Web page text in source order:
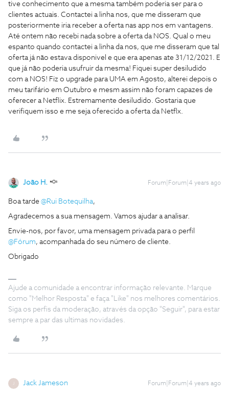
tive conhecimento que a mesma também poderia ser para o
clientes actuais. Contactei a linha nos, que me disseram que
posteriormente iria receber a oferta nas app nos em vantagens.
Até ontem não recebi nada sobre a oferta da NOS. Qual o meu
espanto quando contactei a linha da nos, que me disseram que tal
oferta já não estava disponivel e que era apenas ate 31/12/2021. E
que já não poderia usufruir da mesma! Fiquei super desiludido
com a NOS! Fiz o upgrade para UMA em Agosto, alterei depois o
meu tarifário em Outubro e mesm assim não foram capazes de
oferecer a Netflix. Estremamente desiludido. Gostaria que
verifiquem isso e me seja oferecido a oferta da Netflx.
João H. Forum|Forum|4 years ago
Boa tarde @Rui Botequilha,
Agradecemos a sua mensagem. Vamos ajudar a analisar.
Envie-nos, por favor, uma mensagem privada para o perfil
@Fórum, acompanhada do seu número de cliente.
Obrigado
Ajude a comunidade a encontrar informação relevante. Marque
como "Melhor Resposta" e faça "Like" nos melhores comentários.
Siga os perfis da moderação, através da opção "Seguir", para estar
sempre a par das ultimas novidades.
Jack Jameson Forum|Forum|4 years ago